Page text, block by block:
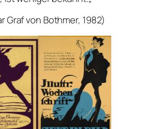
Graf von Bothmer, 1982)